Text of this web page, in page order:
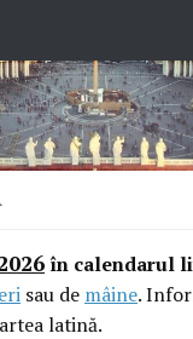
în calendarul
sau de mâine.
latină.